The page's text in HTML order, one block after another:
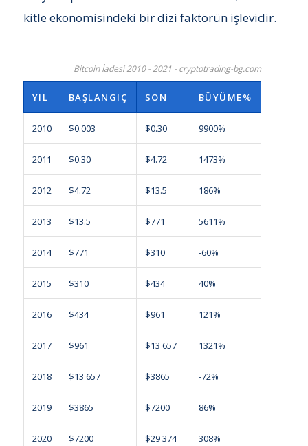
kitle ekonomisindeki bir dizi faktörün işlevidir.
Bitcoin İadesi 2010 - 2021 - cryptotrading-bg.com
YIL BAŞLANGIÇ SON BÜYÜME%
2010 $0.003 $0.30 9900%
2011 $0.30 $4.72 1473%
2012 $4.72 $13.5 186%
2013 $13.5 $771 5611%
2014 $771 $310 -60%
2015 $310 $434 40%
2016 $434 $961 121%
2017 $961 $13 657 1321%
2018 $13 657 $3865 -72%
2019 $3865 $7200 86%
2020 $7200 $29 374 308%